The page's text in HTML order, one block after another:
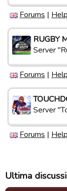
Forums |
RUGBY
Server
Forums |
Server
Forums |
Ultima